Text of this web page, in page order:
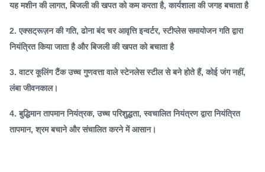
यह मशीन की लागत, बिजली की खपत को कम करता है, कार्यशाला की जगह बचाता है
2. एक्सट्रूज़न की गति, ढोना बंद चर आवृत्ति इन्वर्टर, स्टीप्लेस समायोजन गति द्वारा
नियंत्रित किया जाता है और बिजली की खपत को बचाता है
3. वाटर कूलिंग टैंक उच्च गुणवत्ता वाले स्टेनलेस स्टील से बने होते हैं, कोई जंग नहीं,
लंबा जीवनकाल।
4. बुद्धिमान तापमान नियंत्रक, उच्च परिशुद्धता, स्वचालित नियंत्रण द्वारा नियंत्रित
तापमान, श्रम बचाने और संचालित करने में आसान।